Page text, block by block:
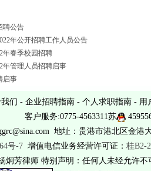
聘公告
年公开招聘工作人员公告
年春季校园招聘
年管理人员招聘启事
启事
们 - 企业招聘指南 - 个人求职指南 - 用
客户服务:0775-4563311苏
地址：贵港市港北区金港
号-7增值电信业务经营许可证： 桂B2-
炯芳律师 特别声明：任何人未经允许